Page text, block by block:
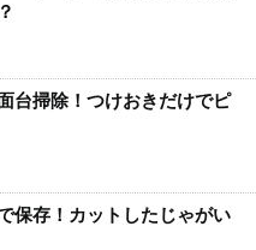
台掃除！つけおきだけでピ
保存！カットしたじゃがい